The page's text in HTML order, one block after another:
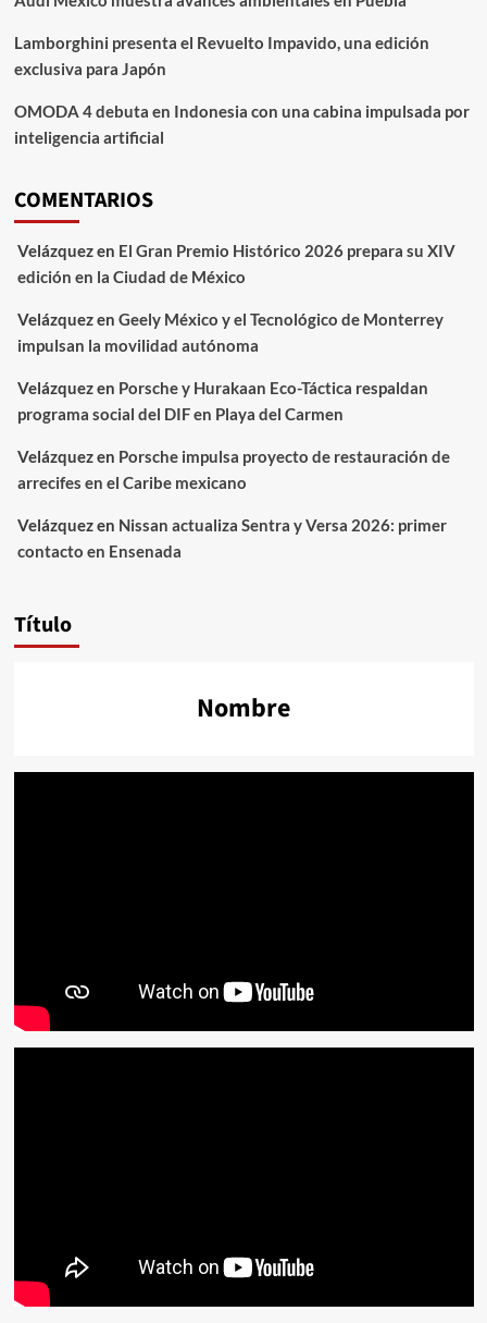
Lamborghini presenta el Revuelto Impavido, una edición
exclusiva para Japón
OMODA 4 debuta en Indonesia con una cabina impulsada por
inteligencia artificial
COMENTARIOS
Velázquezen El Gran Premio Histórico 2026 prepara su XIV
edición en la Ciudad de México
Velázquezen Geely México y el Tecnológico de Monterrey
impulsan la movilidad autónoma
Velázquezen Porsche y Hurakaan Eco-Táctica respaldan
programa social del DIF en Playa del Carmen
Velázquezen Porsche impulsa proyecto de restauración de
arrecifes en el Caribe mexicano
Velázquezen Nissan actualiza Sentra y Versa 2026: primer
contacto en Ensenada
Título
Nombre